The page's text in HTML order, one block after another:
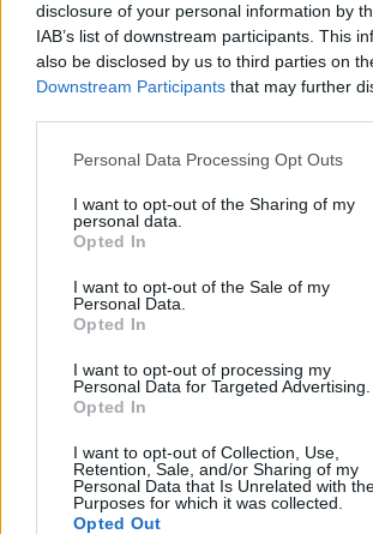
disclosure of your personal information by
IAB’s list of downstream participants. This
also be disclosed by us to third parties on
Downstream Participants that may further
Please note that this website/app uses one
not limited to your visit or usage behaviour.
grant or deny consent to Google and its
use your data for below specified purposes
consent section.
Personal Data Processing Opt Outs
I want to opt-out of the Sharing of my
personal data.
Opted In
I want to opt-out of the Sale of my
Personal Data.
Opted In
I want to opt-out of processing my
Personal Data for Targeted Advertising.
Opted In
I want to opt-out of Collection, Use,
Retention, Sale, and/or Sharing of my
Personal Data that Is Unrelated with
Purposes for which it was collected.
Opted Out
Κατερίνα Καινούργιου –
Κουτσουμπής: Η κόρη τους Ξένια
τεσσάρων μηνών